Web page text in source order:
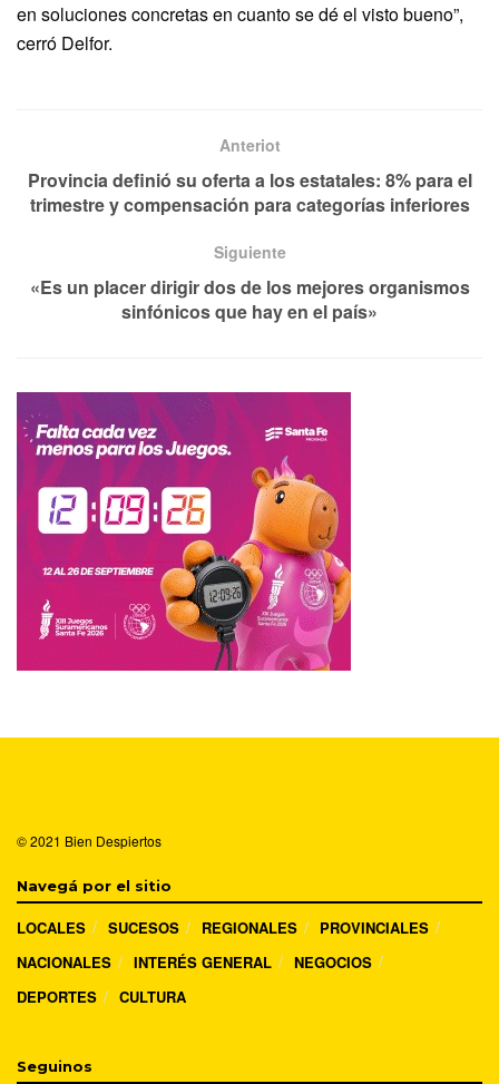
en soluciones concretas en cuanto se dé el visto bueno”,
cerró Delfor.
Anteriot
Provincia definió su oferta a los estatales: 8% para el
trimestre y compensación para categorías inferiores
Siguiente
«Es un placer dirigir dos de los mejores organismos
sinfónicos que hay en el país»
© 2021 Bien Despiertos
Navegá por el sitio
LOCALES SUCESOS REGIONALES
PROVINCIALES
NACIONALES
INTERÉS GENERAL
NEGOCIOS
DEPORTES
CULTURA
Seguinos